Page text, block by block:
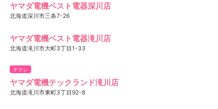
ヤマダ電機ベスト電器深川店
北海道深川市三条7-26
ヤマダ電機ベスト電器滝川店
北海道滝川市大町3丁目1-33
チラシ
ヤマダ電機テックランド滝川店
北海道滝川市東町3丁目92-8